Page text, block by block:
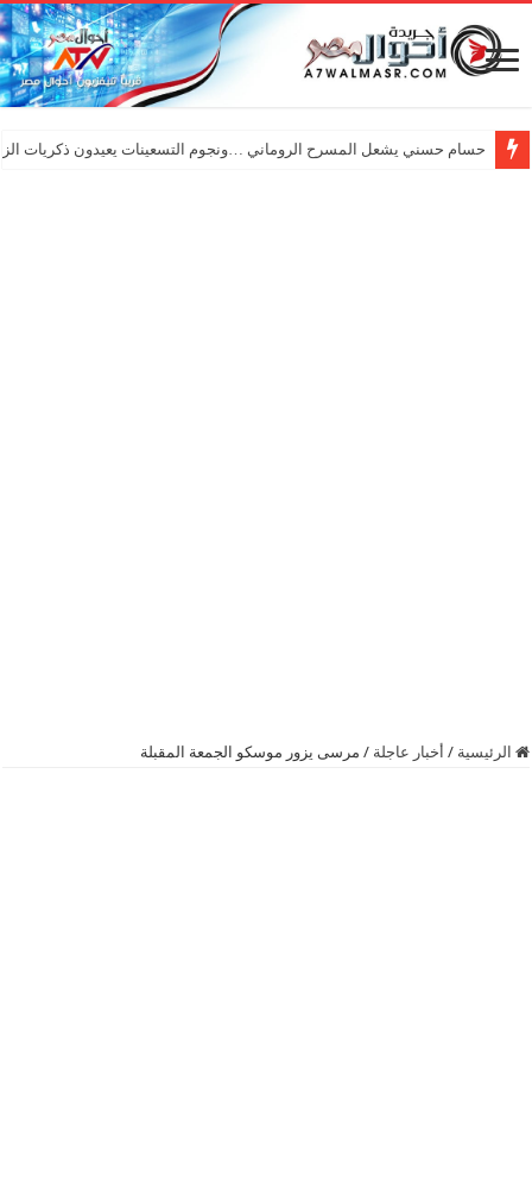
حسام حسني يشعل المسرح الروماني …ونجوم التسعينات يعيدون ذكريات
الرئيسية / أخبار عاجلة / مرسى يزور موسكو الجمعة المقبلة